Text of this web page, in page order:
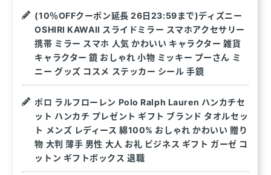
(10％OFFクーポン延長 26日23:59まで)ディズニー
OSHIRI KAWAII スライドミラー スマホアクセサリー
携帯 ミラー スマホ 人気 かわいい キャラクター 雑貨
キャラクター 鏡 おしゃれ 小物 ミッキー プーさん ミ
ニー グッズ コスメ ステッカー シール 手鏡
ポロ ラルフローレン Polo Ralph Lauren ハンカチセ
ット ハンカチ プレゼント ギフト ブランド タオルセッ
ト メンズ レディース 綿100% おしゃれ かわいい 贈り
物 大判 薄手 男性 大人 お礼 ビジネス ギフト ガーゼ コ
ットン ギフトボックス 退職